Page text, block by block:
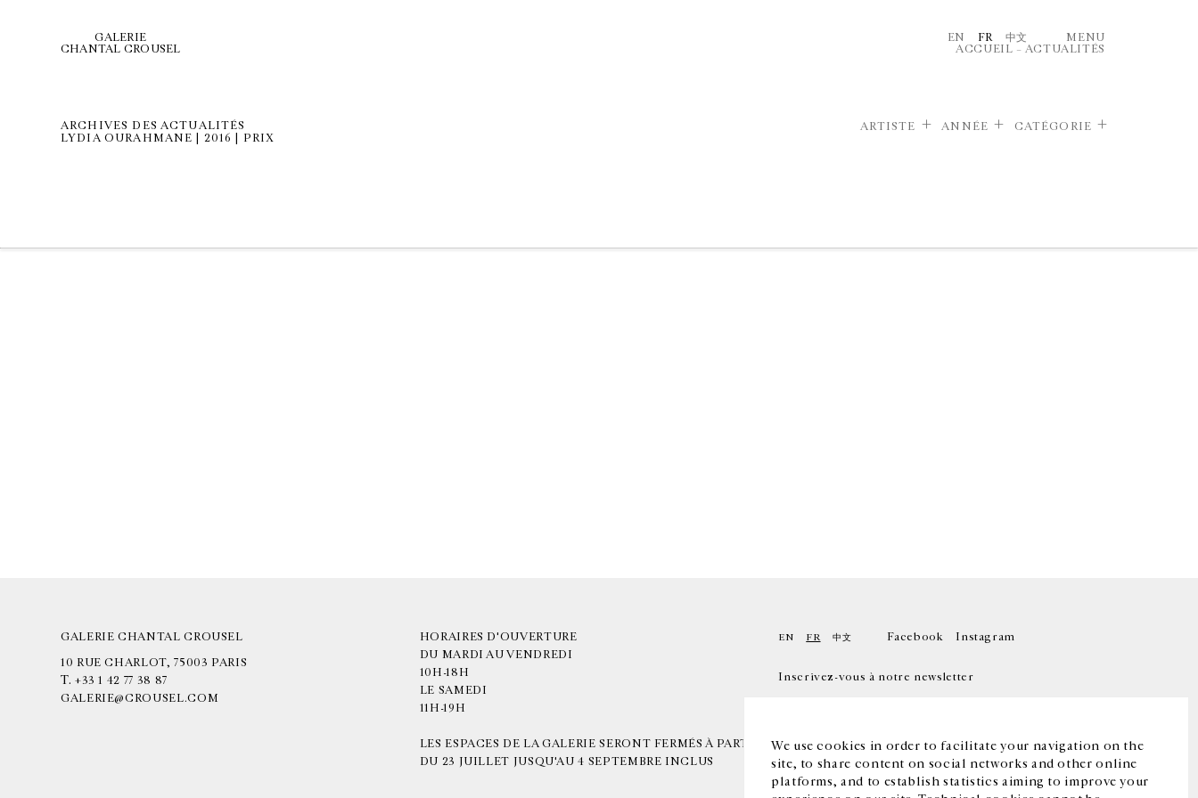
We use cookies in order to facilitate your navigation on the
site, to share content on social networks and other online
platforms, and to establish statistics aiming to improve your
GALERIE
CHANTAL CROUSEL
EN FR 中文
MENU
ACCUEIL – ACTUALITÉS
ARCHIVES DES ACTUALITÉS
LYDIA OURAHMANE | 2016 | PRIX
ARTISTE ANNÉE CATÉGORIE
GALERIE CHANTAL CROUSEL
10 RUE CHARLOT, 75003 PARIS
T. +33 1 42 77 38 87
GALERIE@CROUSEL.COM
HORAIRES D'OUVERTURE
DU MARDI AU VENDREDI
10H-18H
LE SAMEDI
11H-19H
LES ESPACES DE LA GALERIE SERONT FERMÉS À PARTIR
DU 23 JUILLET JUSQU'AU 4 SEPTEMBRE INCLUS
EN FR 中文 Facebook Instagram
Inscrivez-vous à notre newsletter